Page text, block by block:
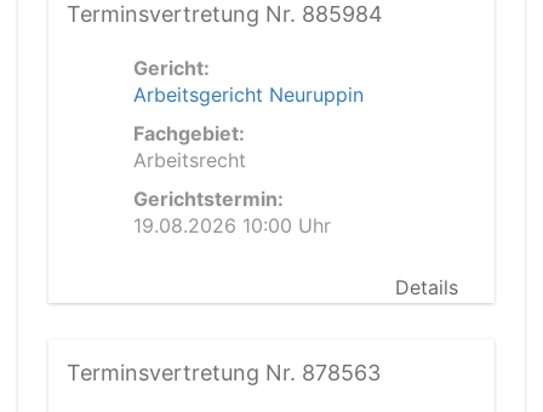
Terminsvertretung Nr. 885984
Gericht:
Arbeitsgericht Neuruppin
Fachgebiet:
Arbeitsrecht
Gerichtstermin:
19.08.2026 10:00 Uhr
Details
Terminsvertretung Nr. 878563